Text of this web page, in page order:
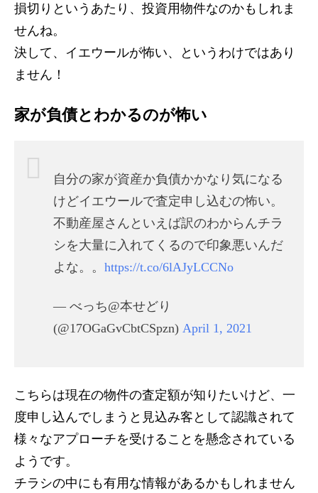
損切りというあたり、投資用物件なのかもしれま
せんね。
決して、イエウールが怖い、というわけではあり
ません！
家が負債とわかるのが怖い
自分の家が資産か負債かかなり気になる
けどイエウールで査定申し込むの怖い。
不動産屋さんといえば訳のわからんチラ
シを大量に入れてくるので印象悪いんだ
よな。。 https://t.co/6lAJyLCCNo
— べっち@本せどり
(@17OGaGvCbtCSpzn) April 1, 2021
こちらは現在の物件の査定額が知りたいけど、一
度申し込んでしまうと見込み客として認識されて
様々なアプローチを受けることを懸念されている
ようです。
チラシの中にも有用な情報があるかもしれません